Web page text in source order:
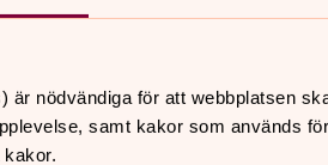
är nödvändiga för att webbplatsen
samt kakor som används
VASHT LIBRI GLA SVEDOA
KHANGERAKI KENJVA
ARO SVEDESKO KHˇANGERI